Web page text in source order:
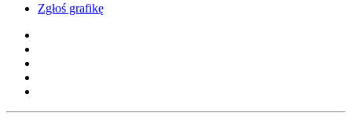
Zgłoś grafikę